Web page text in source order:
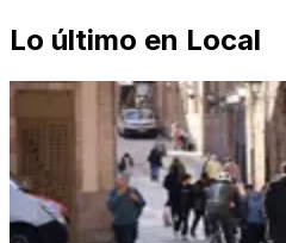
Lo último en Local